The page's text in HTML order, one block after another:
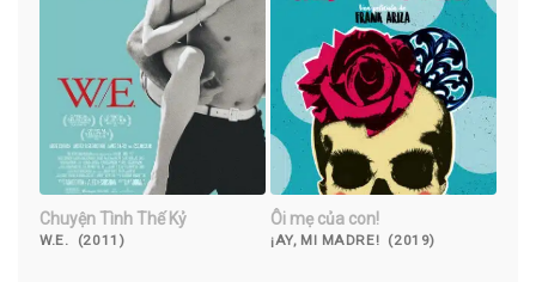
Chuyện Tình Thế Kỷ
W.E. (2011)
Ôi mẹ của con!
¡AY, MI MADRE! (2019)